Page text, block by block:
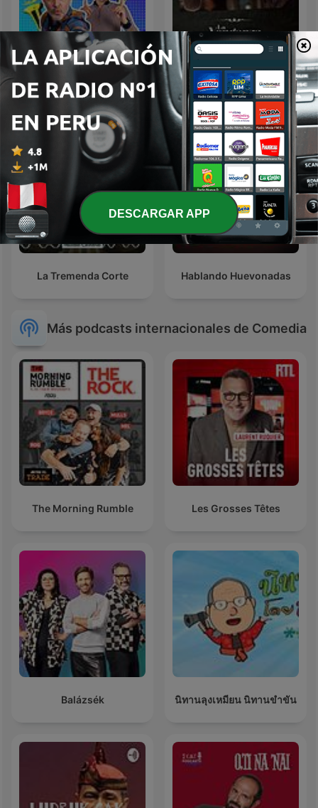
La Corneta Extendida
La Venganza Será Terrible
(oficial)
La Tremenda Corte Hablando Huevonadas
Más podcasts internacionales de Comedia
The Morning Rumble Les Grosses Têtes
Balázsék นิทานลุงเหมียน นิทานขำขัน
DESCARGAR APP